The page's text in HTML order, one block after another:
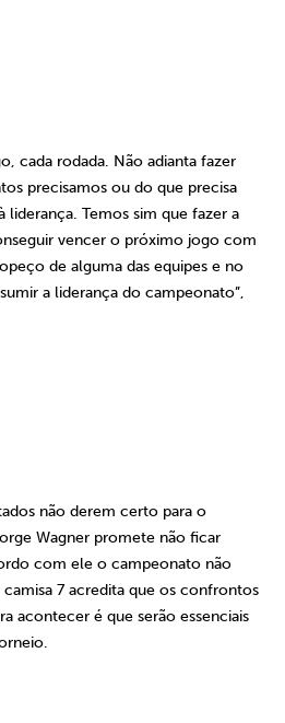
cada rodada. Não adianta fazer
precisamos ou do que precisa
liderança. Temos sim que fazer a
vencer o próximo jogo com
de alguma das equipes e no
a liderança do campeonato”,
não derem certo para o
Wagner promete não ficar
com ele o campeonato não
7 acredita que os confrontos
acontecer é que serão essenciais